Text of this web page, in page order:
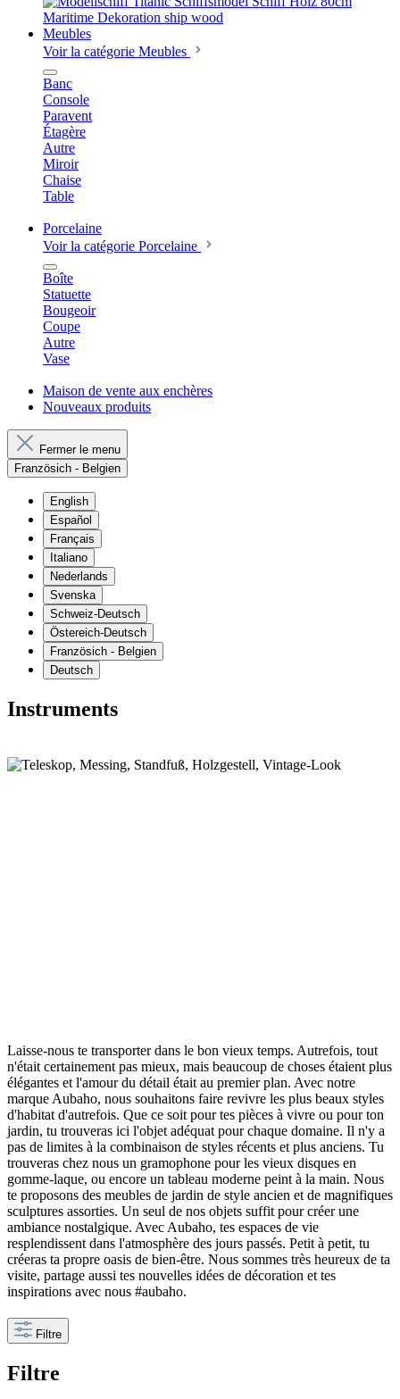
Meubles
Voir la catégorie Meubles
Banc
Console
Paravent
Étagère
Autre
Miroir
Chaise
Table
Porcelaine
Voir la catégorie Porcelaine
Boîte
Statuette
Bougeoir
Coupe
Autre
Vase
Maison de vente aux enchères
Nouveaux produits
Fermer le menu
Französich - Belgien
English
Español
Français
Italiano
Nederlands
Svenska
Schweiz-Deutsch
Östereich-Deutsch
Französich - Belgien
Deutsch
Instruments
Laisse-nous te transporter dans le bon vieux temps. Autrefois, tout
n'était certainement pas mieux, mais beaucoup de choses étaient plus
élégantes et l'amour du détail était au premier plan. Avec notre
marque Aubaho, nous souhaitons faire revivre les plus beaux styles
d'habitat d'autrefois. Que ce soit pour tes pièces à vivre ou pour ton
jardin, tu trouveras ici l'objet adéquat pour chaque domaine. Il n'y a
pas de limites à la combinaison de styles récents et plus anciens. Tu
trouveras chez nous un gramophone pour les vieux disques en
gomme-laque, ou encore un tableau moderne peint à la main. Nous
te proposons des meubles de jardin de style ancien et de magnifiques
sculptures assorties. Un seul de nos objets suffit pour créer une
ambiance nostalgique. Avec Aubaho, tes espaces de vie
resplendissent dans l'atmosphère des jours passés. Petit à petit, tu
créeras ta propre oasis de bien-être. Nous sommes très heureux de ta
visite, partage aussi tes nouvelles idées de décoration et tes
inspirations avec nous #aubaho.
Filtre
Filtre